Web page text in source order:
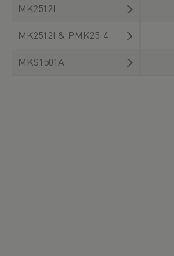
MK2512I
MK2512I & PMK25-4
MKS1501A